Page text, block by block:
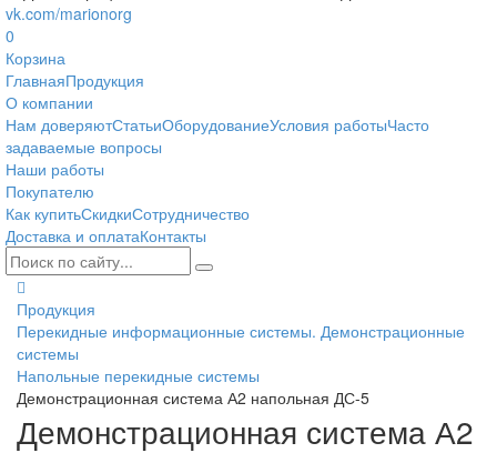
vk.com/marionorg
0
Корзина
ГлавнаяПродукция
О компании
Нам доверяютСтатьиОборудованиеУсловия работыЧасто
задаваемые вопросы
Наши работы
Покупателю
Как купитьСкидкиСотрудничество
Доставка и оплатаКонтакты
Продукция
Перекидные информационные системы. Демонстрационные
системы
Напольные перекидные системы
Демонстрационная система А2 напольная ДС-5
Демонстрационная система А2